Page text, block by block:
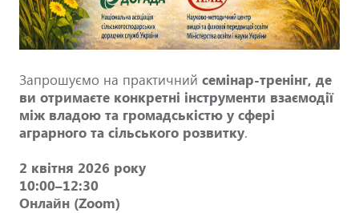
Запрошуємо на практичний семінар-тренінг, де
ви отримаєте конкретні інструменти взаємодії
між владою та громадськістю у сфері
аграрного та сільського розвитку.
2 квітня 2026 року
10:00–12:30
Онлайн (Zoom)